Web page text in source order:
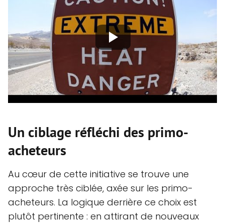
Un ciblage réfléchi des primo-
acheteurs
Au cœur de cette initiative se trouve une
approche très ciblée, axée sur les primo-
acheteurs. La logique derrière ce choix est
plutôt pertinente : en attirant de nouveaux